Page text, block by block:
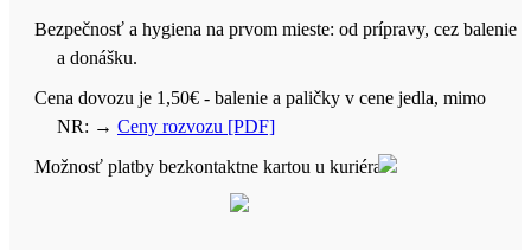
Bezpečnosť a hygiena na prvom mieste: od prípravy, cez balenie
a donášku.
Cena dovozu je 1,50€ - balenie a paličky v cene jedla, mimo
NR: → Ceny rozvozu [PDF]
Možnosť platby bezkontaktne kartou u kuriéra